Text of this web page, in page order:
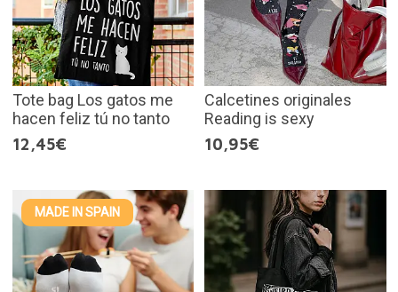
Tote bag Los gatos me
hacen feliz tú no tanto
12,45€
Calcetines originales
Reading is sexy
10,95€
MADE IN SPAIN